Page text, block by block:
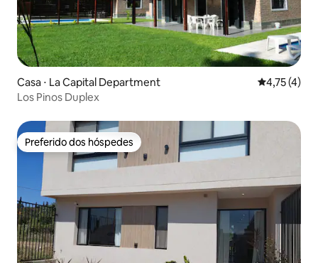
Casa ⋅ La Capital Department 4,75 de
4,75 (4)
Los Pinos Duplex
Preferido dos hóspedes
Preferido dos hóspedes